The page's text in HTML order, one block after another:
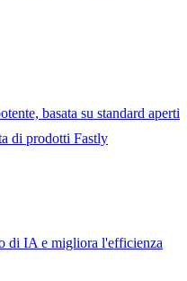
basata su standard aperti
di prodotti Fastly
di IA e migliora l'efficienza